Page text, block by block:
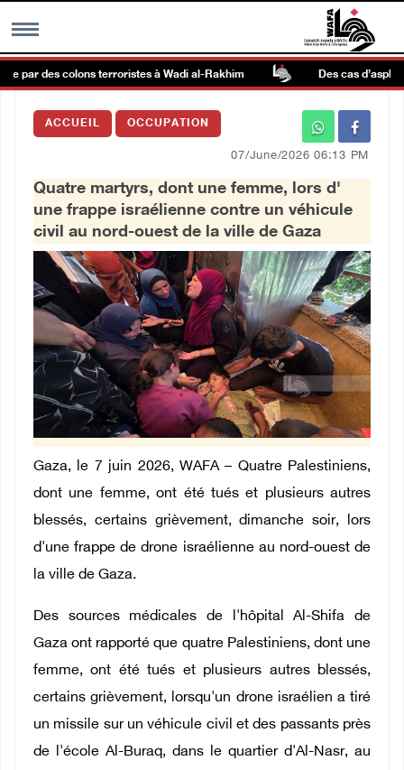
MENU
Galerie d’images
Centre palestinien
العربية
English
par des colons terroristes à Wadi al-Rakhim Des cas
ACCUEIL OCCUPATION
07/June/2026 06:13 PM
Quatre martyrs, dont une femme, lors d'
une frappe israélienne contre un véhicule
civil au nord-ouest de la ville de Gaza
Gaza, le 7 juin 2026, WAFA – Quatre Palestiniens,
dont une femme, ont été tués et plusieurs autres
blessés, certains grièvement, dimanche soir, lors
d'une frappe de drone israélienne au nord-ouest de
la ville de Gaza.
Des sources médicales de l'hôpital Al-Shifa de
Gaza ont rapporté que quatre Palestiniens, dont une
femme, ont été tués et plusieurs autres blessés,
certains grièvement, lorsqu'un drone israélien a tiré
un missile sur un véhicule civil et des passants près
de l'école Al-Buraq, dans le quartier d'Al-Nasr, au